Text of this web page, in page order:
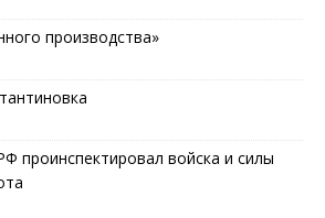
производства»
проинспектировал войска и силы